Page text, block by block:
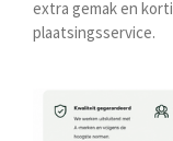
extra gemak en
plaatsingsservice.